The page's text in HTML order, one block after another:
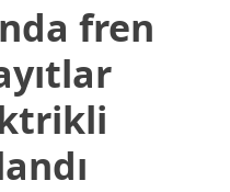
fren